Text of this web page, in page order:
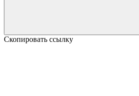
Скопировать ссылку